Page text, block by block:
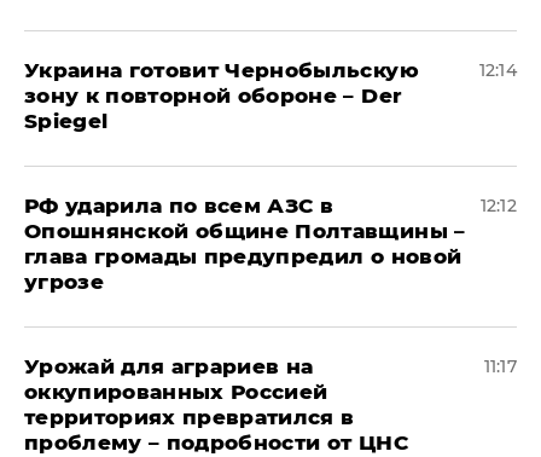
Украина готовит Чернобыльскую
зону к повторной обороне – Der
Spiegel
12:14
РФ ударила по всем АЗС в
Опошнянской общине Полтавщины –
глава громады предупредил о новой
угрозе
12:12
Урожай для аграриев на
оккупированных Россией
территориях превратился в
проблему – подробности от ЦНС
11:17